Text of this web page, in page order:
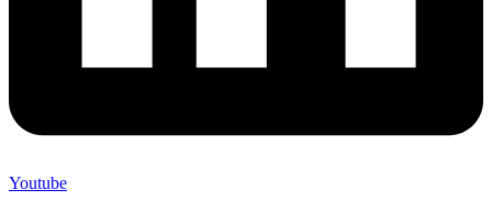
Youtube